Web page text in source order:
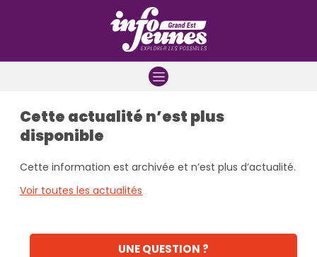
Cette actualité n’est plus
disponible
Cette information est archivée et n’est plus d’actualité.
Voir toutes les actualités
UNE QUESTION ?